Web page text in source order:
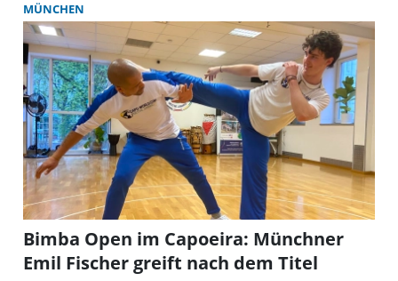
MÜNCHEN
Bimba Open im Capoeira: Münchner
Emil Fischer greift nach dem Titel